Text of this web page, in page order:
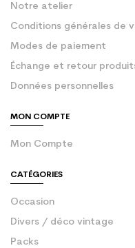
Notre atelier
Conditions générales de
Modes de paiement
Échange et retour
Données personnelles
MON COMPTE
Mon Compte
CATÉGORIES
Occasion
Divers / déco vintage
Packs